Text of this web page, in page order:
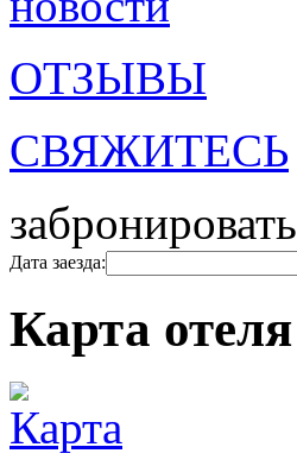
ОТЗЫВЫ
СВЯЖИТЕСЬ
забронировать
Дата заезда:
Карта отеля